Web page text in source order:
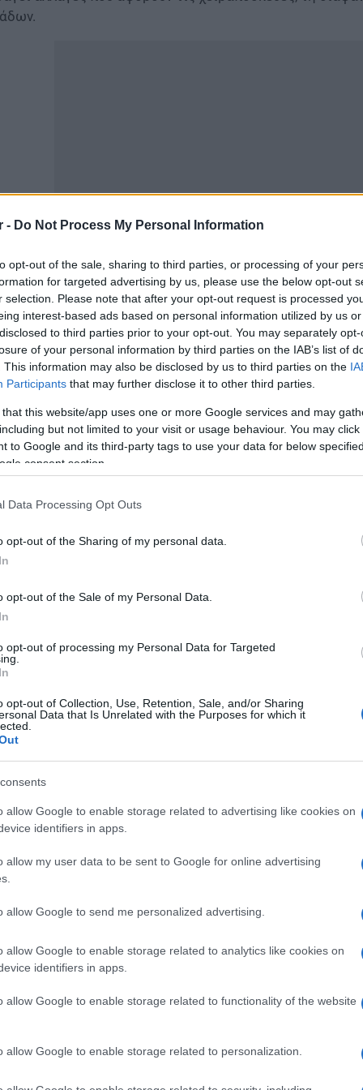
- Do Not Process My Personal Information
opt-out of the sale, sharing to third parties, or processing of your
for targeted advertising by us, please use the below opt-out
selection. Please note that after your opt-out request is processed
interest-based ads based on personal information utilized by us
to third parties prior to your opt-out. You may separately
of your personal information by third parties on the IAB’s list of
This information may also be disclosed by us to third parties on the
Participants that may further disclose it to other third parties.
that this website/app uses one or more Google services and may
but not limited to your visit or usage behaviour. You may
to Google and its third-party tags to use your data for below
consent section.
Data Processing Opt Outs
opt-out of the Sharing of my personal data.
opt-out of the Sale of my Personal Data.
opt-out of processing my Personal Data for Targeted
opt-out of Collection, Use, Retention, Sale, and/or Sharing
Data that Is Unrelated with the Purposes for which it
allow Google to enable storage related to advertising like cookies on
identifiers in apps.
allow my user data to be sent to Google for online advertising
allow Google to send me personalized advertising.
allow Google to enable storage related to analytics like cookies on
identifiers in apps.
allow Google to enable storage related to functionality of the website
allow Google to enable storage related to personalization.
είναι πιο οικονομικό – Το ταξίδι με τρένο ή με
έρχονται σε μια περίοδο όπου η
με στόχο να ενισχυθεί η προστασία των
ή κατά τη διάρκεια του ταξιδιού.
και επιστροφή χρημάτων
εξακολουθούν να διατηρούν το δικαίωμα
από τρεις ώρες, ακυρώνεται χωρίς την
ποσά των αποζημιώσεων παραμένουν αμετάβλητα, στα
για πτήσεις εντός της Ευρωπαϊκής Ένωσης άνω των
καθώς και 600 ευρώ για πτήσεις
να υποχρεούνται να παρέχουν γεύματα,
αλλαγές προβλέπονται και στις επιστροφές
αντί για εναλλακτική πτήση θα
εταιρείες θα πρέπει μέσα σε 30 ημέρες
την άρνησή τους. Παράλληλα, θεσπίζεται
αιτημάτων.
κανόνες για τις χειραποσκευές
έμφαση δίνεται στις χειραποσκευές, καθώς οι
χωρίς επιπλέον χρέωση ένα προσωπικό
αεροπορικές εταιρείες, ταξιδιωτικοί
να εμφανίζουν εξαρχής το συνολικό
για χειραποσκευές, ώστε οι επιβάτες να